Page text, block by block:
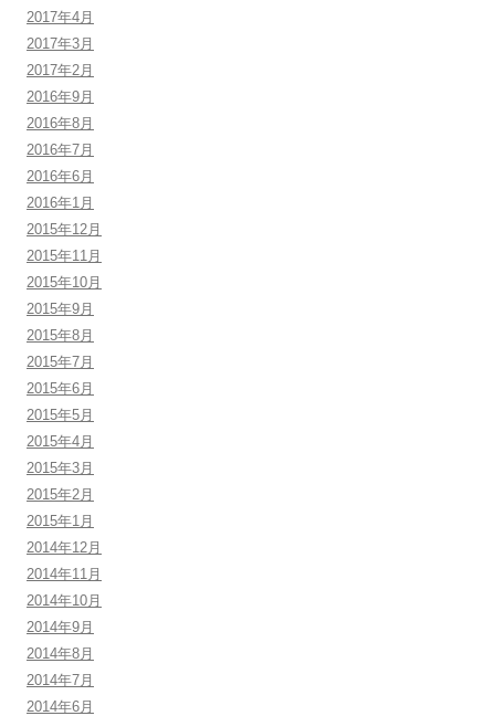
2017年4月
2017年3月
2017年2月
2016年9月
2016年8月
2016年7月
2016年6月
2016年1月
2015年12月
2015年11月
2015年10月
2015年9月
2015年8月
2015年7月
2015年6月
2015年5月
2015年4月
2015年3月
2015年2月
2015年1月
2014年12月
2014年11月
2014年10月
2014年9月
2014年8月
2014年7月
2014年6月